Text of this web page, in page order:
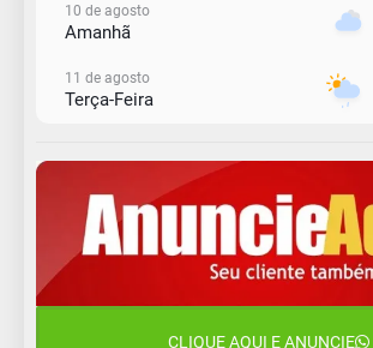
10 de agosto
Amanhã
11 de agosto
Terça-Feira
Quarta-Feira
13 de agosto
Quinta-Feira
CLIQUE AQUI E ANUNCIE